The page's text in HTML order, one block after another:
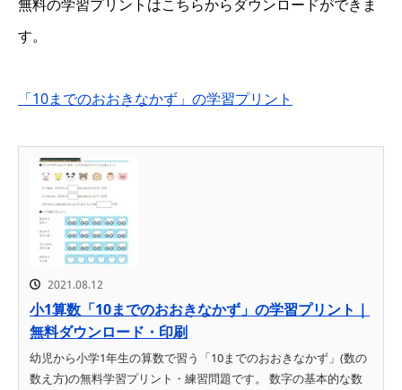
無料の学習プリントはこちらからダウンロードができま
す。
「10までのおおきなかず」の学習プリント
2021.08.12
小1算数「10までのおおきなかず」の学習プリント｜
無料ダウンロード・印刷
幼児から小学1年生の算数で習う「10までのおおきなかず」(数の
数え方)の無料学習プリント・練習問題です。 数字の基本的な数